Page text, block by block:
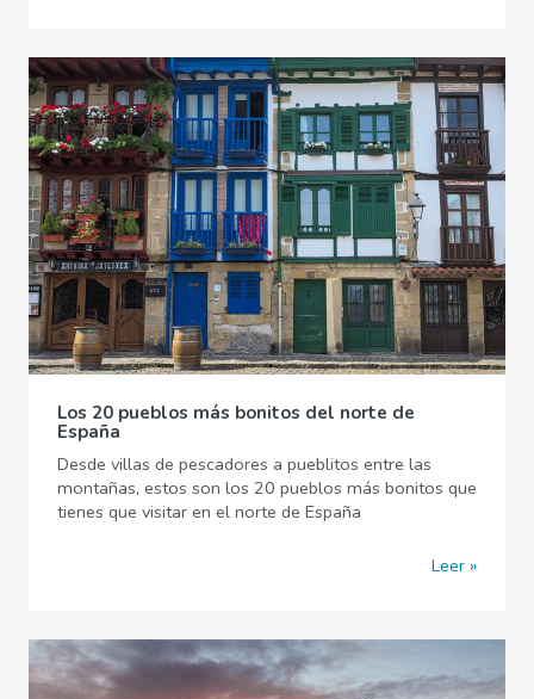
Los 20 pueblos más bonitos del norte de
España
Desde villas de pescadores a pueblitos entre las
montañas, estos son los 20 pueblos más bonitos que
tienes que visitar en el norte de España
Leer